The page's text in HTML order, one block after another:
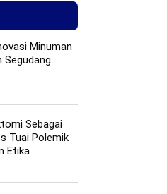
Minuman
Segudang
Sebagai
Tuai Polemik
Etika